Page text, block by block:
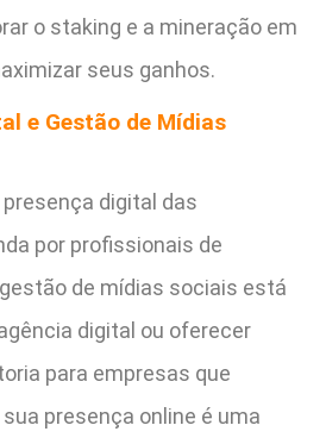
o staking e a mineração em
seus ganhos.
e Gestão de Mídias
digital das
por profissionais de
de mídias sociais está
digital ou oferecer
para empresas que
presença online é uma